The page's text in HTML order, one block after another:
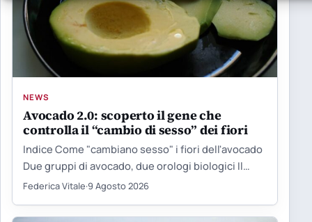
NEWS
Avocado 2.0: scoperto il gene che
controlla il “cambio di sesso” dei fiori
Indice Come "cambiano sesso" i fiori dell'avocado
Due gruppi di avocado, due orologi biologici Il
limite che rallentava…
Federica Vitale·9 Agosto 2026